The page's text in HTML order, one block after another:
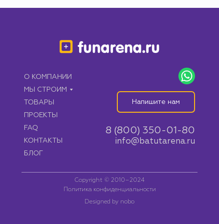
О КОМПАНИИ
МЫ СТРОИМ
ТОВАРЫ
Напишите нам
ПРОЕКТЫ
8 (800) 350-01-80
FAQ
info@batutarena.ru
КОНТАКТЫ
БЛОГ
Copyright © 2010–2024
Designed by nobo
Политика конфиденциальности